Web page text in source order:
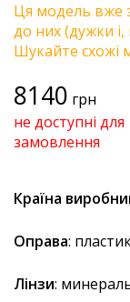
Ця модель вже
до них (дужки
Шукайте схожі
8140 грн
не доступні для
замовлення
Країна
Оправа:
Лінзи: